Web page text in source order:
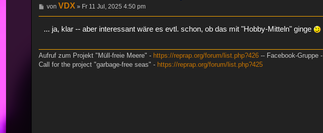
Beitrag
von VDX» Fr 11 Jul, 2025 4:50 pm
... ja, klar -- aber interessant wäre es evtl. schon, ob das mit "Hobby-Mitteln" ginge
Aufruf zum Projekt "Müll-freie Meere" - https://reprap.org/forum/list.php?426 -- Facebook-Gruppe -
Call for the project "garbage-free seas" - https://reprap.org/forum/list.php?425